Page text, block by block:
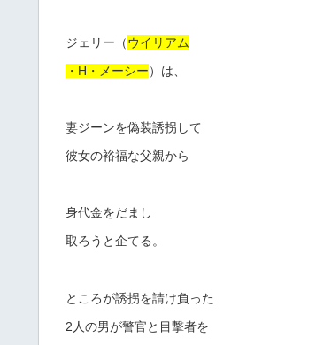
ジェリー（ウイリアム
・H・メーシー）は、
妻ジーンを偽装誘拐して
彼女の裕福な父親から
身代金をだまし
取ろうと企てる。
ところが誘拐を請け負った
2人の男が警官と目撃者を